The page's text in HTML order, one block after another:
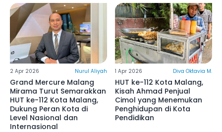
2 Apr 2026 Nurul Aliyah
Grand Mercure Malang
Mirama Turut Semarakkan
HUT ke-112 Kota Malang,
Dukung Peran Kota di
Level Nasional dan
Internasional
1 Apr 2026 Diva Oktavia M.
HUT ke-112 Kota Malang,
Kisah Ahmad Penjual
Cimol yang Menemukan
Penghidupan di Kota
Pendidikan